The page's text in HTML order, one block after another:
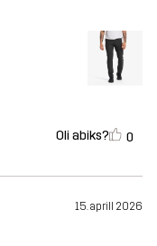
Oli abiks? 0
15. aprill 2026